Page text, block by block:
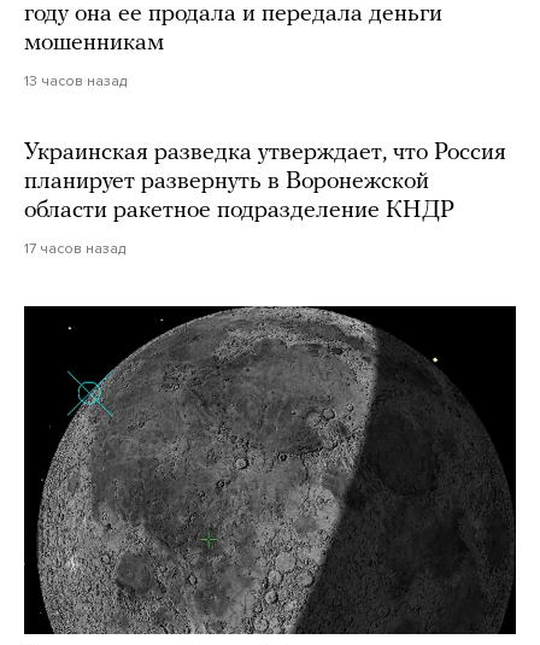
году она ее продала и передала деньги
мошенникам
13 часов назад
Украинская разведка утверждает, что Россия
планирует развернуть в Воронежской
области ракетное подразделение КНДР
17 часов назад